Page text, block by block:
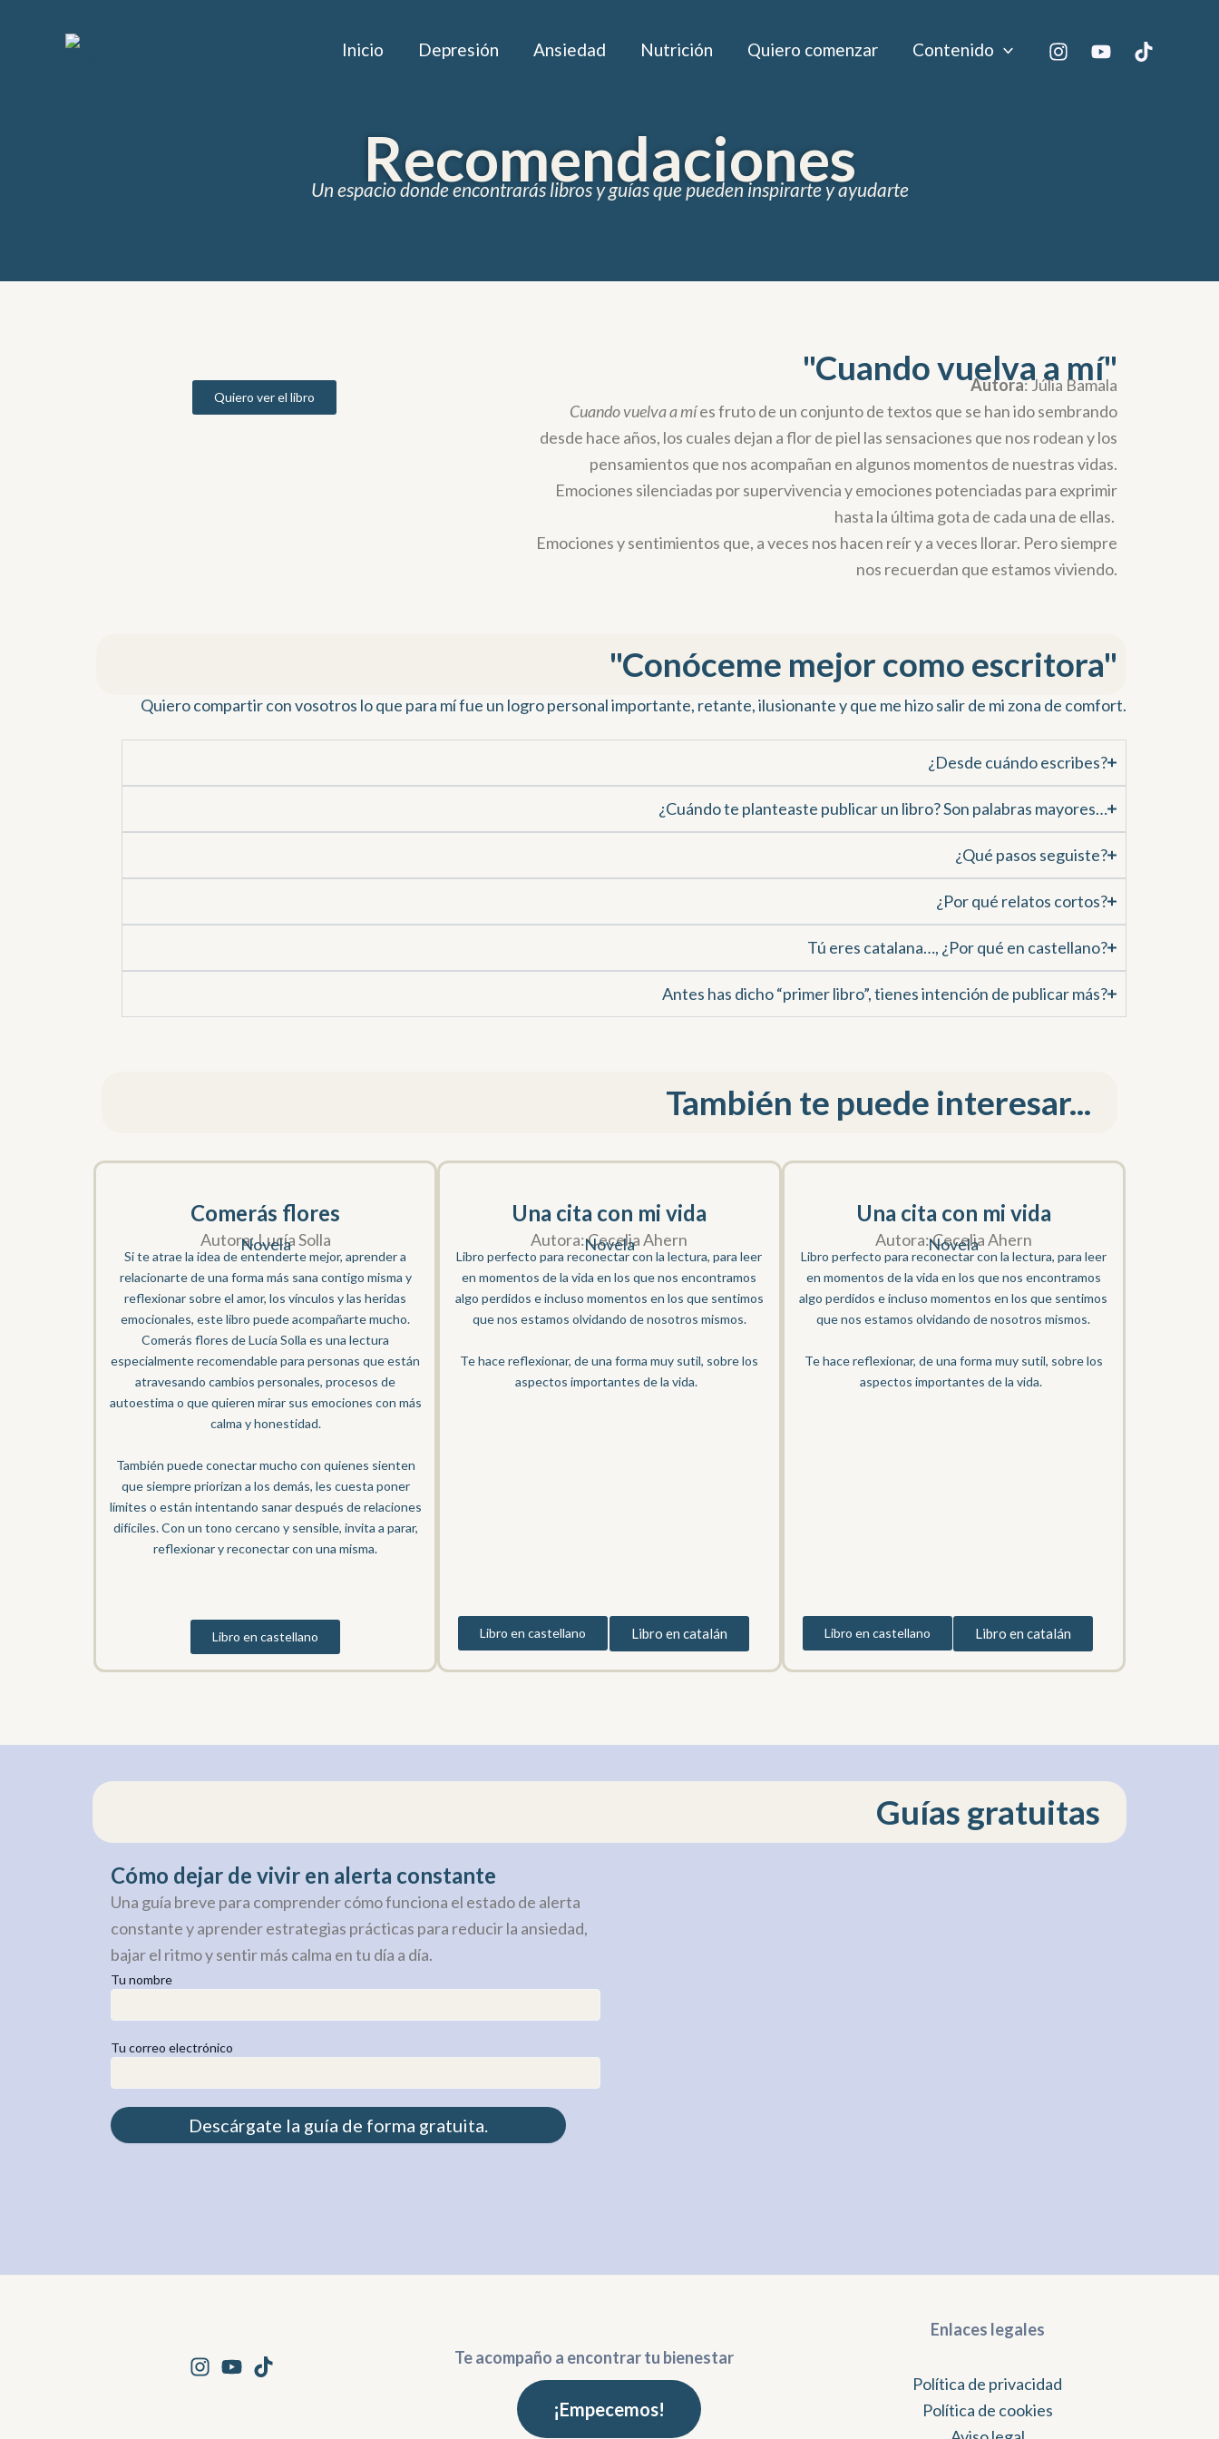
Inicio Depresión Ansiedad Nutrición Quiero comenzar Contenido
Recomendaciones
Un espacio donde encontrarás libros y guías que pueden inspirarte y ayudarte
Quiero ver el libro
"Cuando vuelva a mí"
Autora: Júlia Bamala
Cuando vuelva a míes fruto de un conjunto de textos que se han ido sembrando
desde hace años, los cuales dejan a flor de piel las sensaciones que nos rodean y los
pensamientos que nos acompañan en algunos momentos de nuestras vidas.
Emociones silenciadas por supervivencia y emociones potenciadas para exprimir
hasta la última gota de cada una de ellas.
Emociones y sentimientos que, a veces nos hacen reír y a veces llorar. Pero siempre
nos recuerdan que estamos viviendo.
"Conóceme mejor como escritora"
Quiero compartir con vosotros lo que para mí fue un logro personal importante, retante, ilusionante y que me hizo salir de mi zona de comfort.
¿Desde cuándo escribes?
¿Cuándo te planteaste publicar un libro? Son palabras mayores…
¿Qué pasos seguiste?
¿Por qué relatos cortos?
Tú eres catalana…, ¿Por qué en castellano?
Antes has dicho “primer libro”, tienes intención de publicar más?
También te puede interesar...
Comerás flores
Autora: Lucía Solla
Novela
Si te atrae la idea de entenderte mejor, aprender a
relacionarte de una forma más sana contigo misma y
reflexionar sobre el amor, los vínculos y las heridas
emocionales, este libro puede acompañarte mucho.
Comerás flores de Lucía Solla es una lectura
especialmente recomendable para personas que están
atravesando cambios personales, procesos de
autoestima o que quieren mirar sus emociones con más
calma y honestidad.
También puede conectar mucho con quienes sienten
que siempre priorizan a los demás, les cuesta poner
límites o están intentando sanar después de relaciones
difíciles. Con un tono cercano y sensible, invita a parar,
reflexionar y reconectar con una misma.
Libro en castellano
Una cita con mi vida
Autora: Cecelia Ahern
Novela
Libro perfecto para reconectar con la lectura, para leer
en momentos de la vida en los que nos encontramos
algo perdidos e incluso momentos en los que sentimos
que nos estamos olvidando de nosotros mismos.
Te hace reflexionar, de una forma muy sutil, sobre los
aspectos importantes de la vida.
Libro en castellano Libro en catalán
Una cita con mi vida
Autora: Cecelia Ahern
Novela
Libro perfecto para reconectar con la lectura, para leer
en momentos de la vida en los que nos encontramos
algo perdidos e incluso momentos en los que sentimos
que nos estamos olvidando de nosotros mismos.
Te hace reflexionar, de una forma muy sutil, sobre los
aspectos importantes de la vida.
Libro en castellano Libro en catalán
Guías gratuitas
Cómo dejar de vivir en alerta constante
Una guía breve para comprender cómo funciona el estado de alerta
constante y aprender estrategias prácticas para reducir la ansiedad,
bajar el ritmo y sentir más calma en tu día a día.
Tu nombre
Tu correo electrónico
Te acompaño a encontrar tu bienestar
¡Empecemos!
Enlaces legales
Política de privacidad
Política de cookies